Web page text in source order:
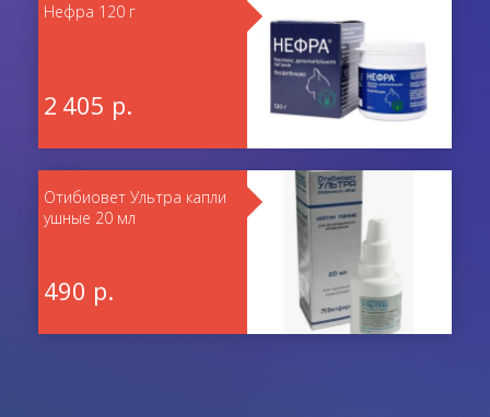
Нефра 120 г
2 405 р.
Отибиовет Ультра капли
ушные 20 мл
490 р.